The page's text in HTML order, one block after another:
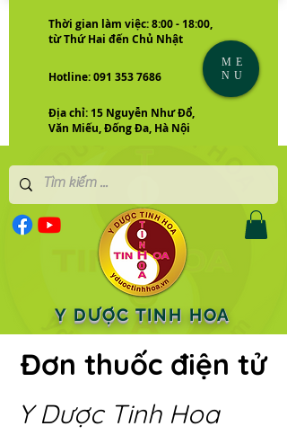
Thời gian làm việc: 8:00 - 18:00,
từ Thứ Hai đến Chủ Nhật
Hotline: 091 353 7686
Địa chỉ: 15 Nguyễn Như Đổ,
Văn Miếu, Đống Đa, Hà Nội
Y DƯỢC TINH HOA
ME
NU
Đơn thuốc điện tử
Y Dược Tinh Hoa